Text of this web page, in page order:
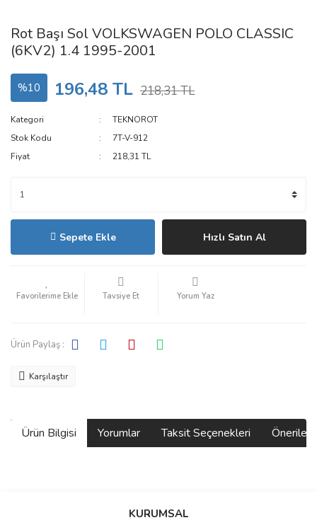
Rot Başı Sol VOLKSWAGEN POLO CLASSIC
(6KV2) 1.4 1995-2001
%10 196,48 TL 218,31 TL
Kategori
TEKNOROT
Stok Kodu
7T-V-912
Fiyat
218,31 TL
Sepete Ekle Hızlı Satın Al
Tavsiye Et Yorum Yaz
Ürün Paylaş :
Karşılaştır
Ürün Bilgisi Yorumlar Taksit Seçenekleri
Bu ürüne ilk yorumu siz yapın!
KURUMSAL